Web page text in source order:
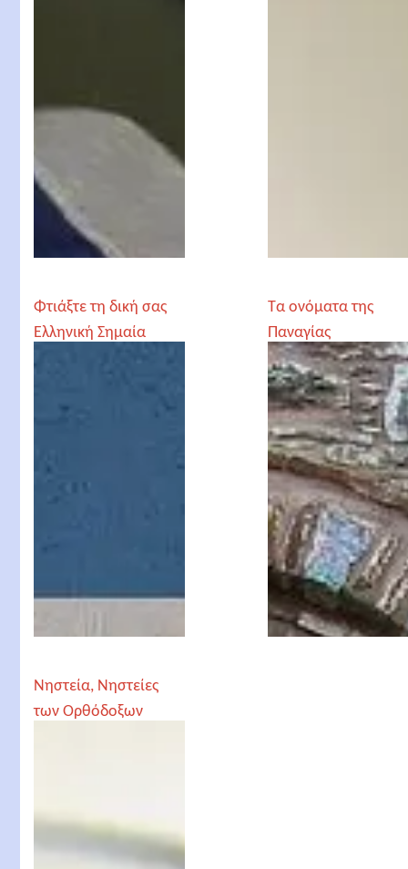
Φτιάξτε τη δική σας
Ελληνική Σημαία
Τα ονόματα της
Παναγίας
(Θεοτοκωνύμια), η
Παναγία στα νησιά
του Αιγαίου και στο
Ιόνιο
Νηστεία, Νηστείες
των Ορθόδοξων